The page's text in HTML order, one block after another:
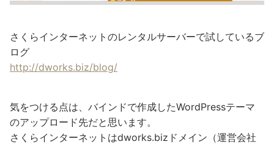
さくらインターネットのレンタルサーバーで試しているブ
ログ
http://dworks.biz/blog/
気をつける点は、バインドで作成したWordPressテーマ
のアップロード先だと思います。
さくらインターネットはdworks.bizドメイン（運営会社